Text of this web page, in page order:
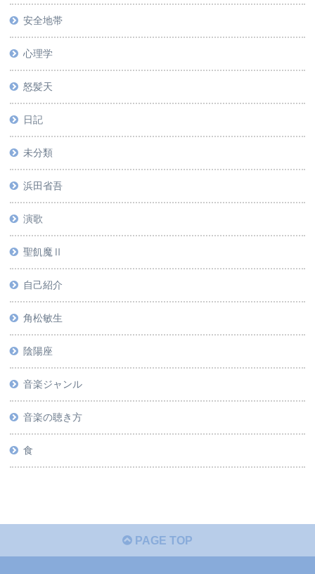
安全地帯
心理学
怒髪天
日記
未分類
浜田省吾
演歌
聖飢魔Ⅱ
自己紹介
角松敏生
陰陽座
音楽ジャンル
音楽の聴き方
食
PAGE TOP